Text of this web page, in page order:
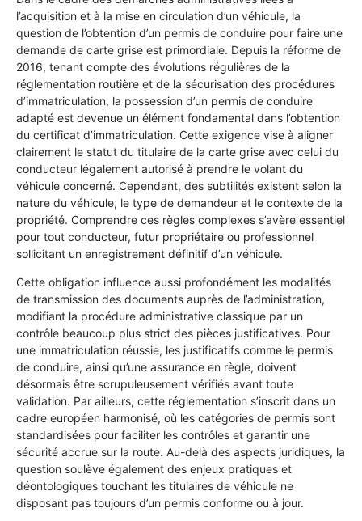
l’acquisition et à la mise en circulation d’un véhicule, la
question de l’obtention d’un permis de conduire pour faire une
demande de carte grise est primordiale. Depuis la réforme de
2016, tenant compte des évolutions régulières de la
réglementation routière et de la sécurisation des procédures
d’immatriculation, la possession d’un permis de conduire
adapté est devenue un élément fondamental dans l’obtention
du certificat d’immatriculation. Cette exigence vise à aligner
clairement le statut du titulaire de la carte grise avec celui du
conducteur légalement autorisé à prendre le volant du
véhicule concerné. Cependant, des subtilités existent selon la
nature du véhicule, le type de demandeur et le contexte de la
propriété. Comprendre ces règles complexes s’avère essentiel
pour tout conducteur, futur propriétaire ou professionnel
sollicitant un enregistrement définitif d’un véhicule.
Cette obligation influence aussi profondément les modalités
de transmission des documents auprès de l’administration,
modifiant la procédure administrative classique par un
contrôle beaucoup plus strict des pièces justificatives. Pour
une immatriculation réussie, les justificatifs comme le permis
de conduire, ainsi qu’une assurance en règle, doivent
désormais être scrupuleusement vérifiés avant toute
validation. Par ailleurs, cette réglementation s’inscrit dans un
cadre européen harmonisé, où les catégories de permis sont
standardisées pour faciliter les contrôles et garantir une
sécurité accrue sur la route. Au-delà des aspects juridiques, la
question soulève également des enjeux pratiques et
déontologiques touchant les titulaires de véhicule ne
disposant pas toujours d’un permis conforme ou à jour.